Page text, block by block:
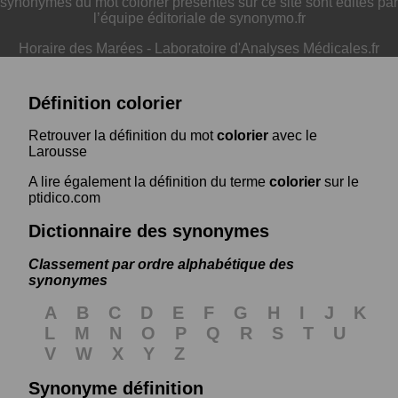
l’équipe éditoriale de synonymo.fr
Horaire des Marées - Laboratoire d'Analyses Médicales.fr
Définition colorier
Retrouver la définition du motcolorier avec le
Larousse
A lire également la définition du terme colorier sur le
ptidico.com
Dictionnaire des synonymes
Classement par ordre alphabétique des
synonymes
A B C D E F G H I J
K
L
M N O P Q R S T
U
V
W X Y
Z
Synonyme définition